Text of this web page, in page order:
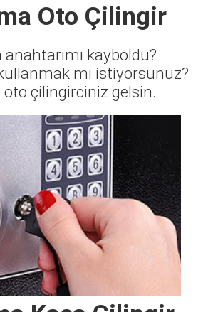
Oto Çilingir
kayboldu?
mı istiyorsunuz?
oto çilingirciniz gelsin.